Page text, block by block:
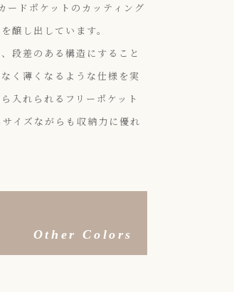
ードポケットのカッティング
醸し出しています。
段差のある構造にすること
く薄くなるような仕様を実
入れられるフリーポケット
イズながらも収納力に優れ
Other Colors